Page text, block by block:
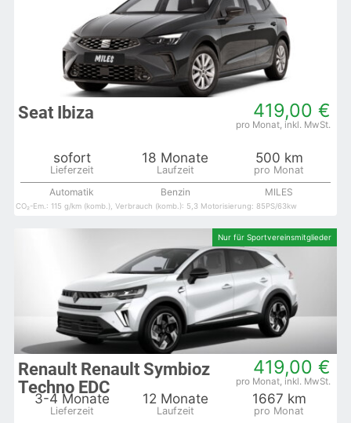
419,00 €
Seat Ibiza
sofort 18 Monate 500 km
Automatik Benzin MILES
CO₂-Em.: 115 g/km (komb.), Verbrauch (komb.): 5,3 Motorisierung: 85PS/63kw
419,00 €
Renault Renault Symbioz
Techno EDC
3-4 Monate 12 Monate 1667 km